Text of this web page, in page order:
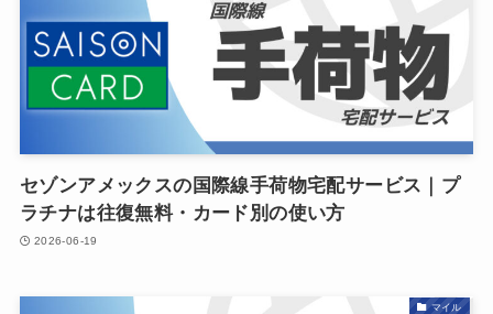
セゾンアメックスの国際線手荷物宅配サービス｜プ
ラチナは往復無料・カード別の使い方
2026-06-19
マイル